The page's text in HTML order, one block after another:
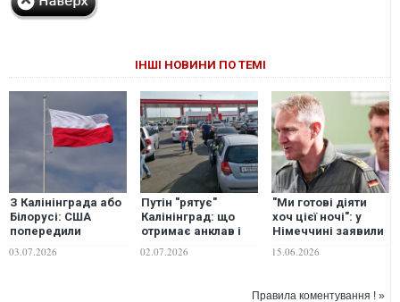
ІНШІ НОВИНИ ПО ТЕМІ
З Калінінграда або
Білорусі: США
попередили
Польщу про
підготовку
03.07.2026
Путін "рятує"
Калінінград: що
отримає анклав і
навіть не побачить
Крим
02.07.2026
"Ми готові діяти
хоч цієї ночі": у
Німеччині заявили
про готовність
завдати удару по
Калінінграду у разі
15.06.2026
Правила коментування ! »